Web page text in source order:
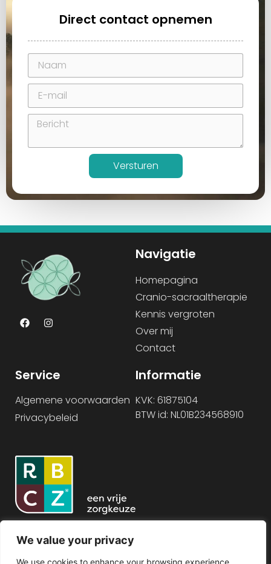
We value your privacy
We use cookies to enhance your browsing experience,
Direct contact opnemen
Versturen
Navigatie
Homepagina
Cranio-sacraaltherapie
Kennis vergroten
Over mij
Contact
Service
Algemene voorwaarden
Privacybeleid
Informatie
KVK: 61875104
BTW id: NL01B234568910